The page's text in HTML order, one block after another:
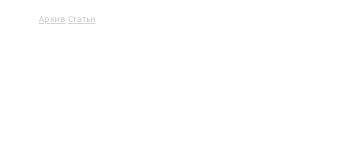
Архив Статьи